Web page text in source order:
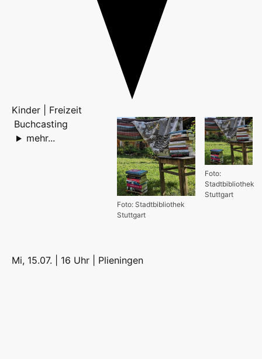
Kinder | Freizeit
Foto:
Stadtbibliothek
Stuttgart
Foto: Stadtbibliothek
Stuttgart
Buchcasting
mehr...
Mi, 15.07. | 16 Uhr | Plieningen